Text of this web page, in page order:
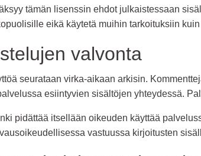
tämän lisenssin ehdot julkaistessaan
eikä käytetä muihin tarkoituksiin
valvonta
seurataan virka-aikaan arkisin.
esiintyvien sisältöjen yhteydessä.
pidättää itsellään oikeuden käyttää
vastuussa kirjoitusten